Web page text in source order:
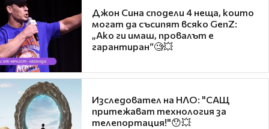
Джон Сина сподели 4 неща, които
могат да съсипят всяко GenZ:
„Ако ги имаш, провалът е
гарантиран“🧐💥
Изследовател на НЛО: "САЩ
притежават технология за
телепортация!"😯💥